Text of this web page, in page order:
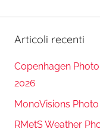
Articoli recenti
Copenhagen
2026
MonoVisions
RMetS Weather